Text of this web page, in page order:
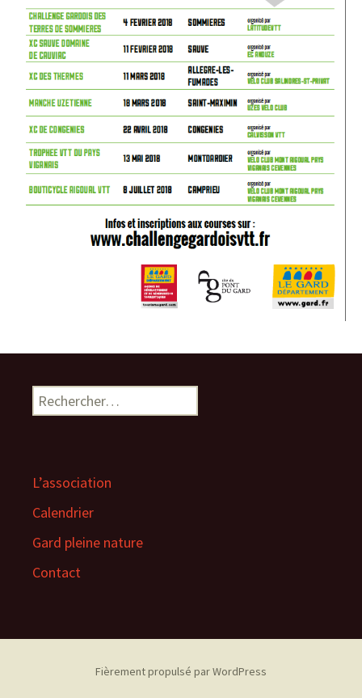
Rechercher :
L’association
Calendrier
Gard pleine nature
Contact
Fièrement propulsé par WordPress